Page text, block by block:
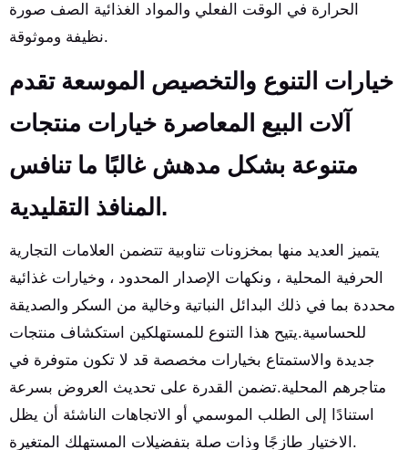
الحرارة في الوقت الفعلي والمواد الغذائية الصف صورة
نظيفة وموثوقة.
خيارات التنوع والتخصيص الموسعة تقدم
آلات البيع المعاصرة خيارات منتجات
متنوعة بشكل مدهش غالبًا ما تنافس
المنافذ التقليدية.
يتميز العديد منها بمخزونات تناوبية تتضمن العلامات التجارية
الحرفية المحلية ، ونكهات الإصدار المحدود ، وخيارات غذائية
محددة بما في ذلك البدائل النباتية وخالية من السكر والصديقة
للحساسية.يتيح هذا التنوع للمستهلكين استكشاف منتجات
جديدة والاستمتاع بخيارات مخصصة قد لا تكون متوفرة في
متاجرهم المحلية.تضمن القدرة على تحديث العروض بسرعة
استنادًا إلى الطلب الموسمي أو الاتجاهات الناشئة أن يظل
الاختيار طازجًا وذات صلة بتفضيلات المستهلك المتغيرة.